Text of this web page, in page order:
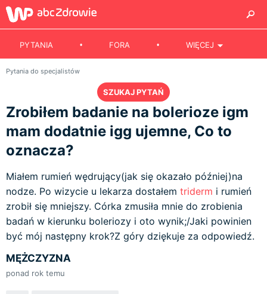
PYTANIA FORA WIĘCEJ
Pytania do specjalistów
SZUKAJ PYTAŃ
Zrobiłem badanie na bolerioze igm
mam dodatnie igg ujemne, Co to
oznacza?
Miałem rumień wędrujący(jak się okazało później)na
nodze. Po wizycie u lekarza dostałem triderm i rumień
zrobił się mniejszy. Córka zmusiła mnie do zrobienia
badań w kierunku boleriozy i oto wynik;/Jaki powinien
być mój następny krok?Z góry dziękuje za odpowiedź.
MĘŻCZYZNA
ponad rok temu